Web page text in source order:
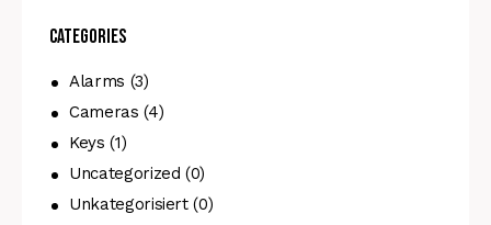
Categories
Alarms (3)
Cameras (4)
Keys (1)
Uncategorized (0)
Unkategorisiert (0)